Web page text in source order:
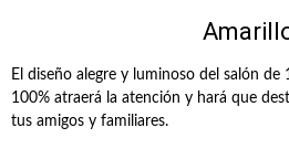
El diseño alegre y luminoso del salón
100% atraerá la atención y hará que
tus amigos y familiares.